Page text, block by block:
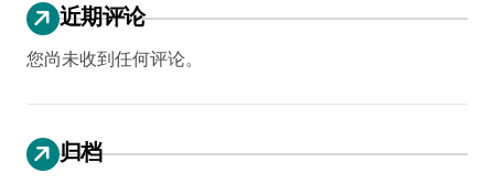
近期评论
您尚未收到任何评论。
归档